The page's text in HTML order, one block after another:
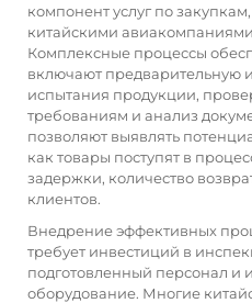
компонент услуг по
китайскими
Комплексные процессы
включают предварительную
испытания продукции,
требованиям и анализ
позволяют выявлять
как товары поступят в
задержки, количество
клиентов.
Внедрение эффективных
требует инвестиций в
подготовленный персонал и
оборудование. Многие